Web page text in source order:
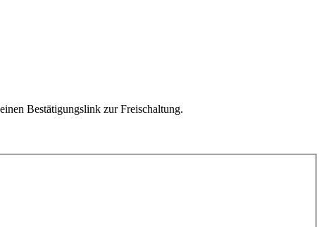
Bestätigungslink zur Freischaltung.